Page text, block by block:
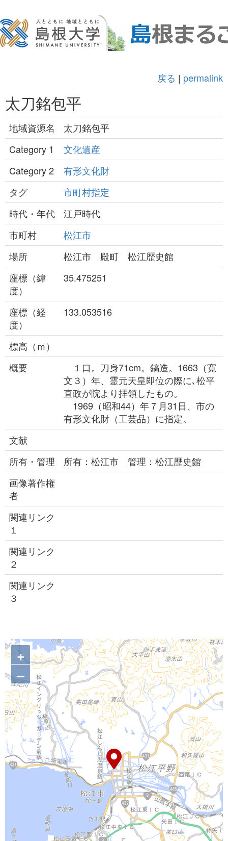
戻る | permalink
太刀銘包平
地域資源名
太刀銘包平
Category 1
文化遺産
Category 2
有形文化財
タグ
市町村指定
時代・年代
江戸時代
市町村
松江市
場所
松江市 殿町 松江歴史館
座標（緯
度）
35.475251
座標（経
度）
133.053516
標高（ｍ）
概要
１口。刀身71cm。鎬造。1663（寛
文３）年、霊元天皇即位の際に､松平
直政が院より拝領したもの。
1969（昭和44）年７月31日、市の
有形文化財（工芸品）に指定。
文献
所有・管理
所有：松江市 管理：松江歴史館
画像著作権
者
関連リンク
１
関連リンク
２
関連リンク
３
+
–